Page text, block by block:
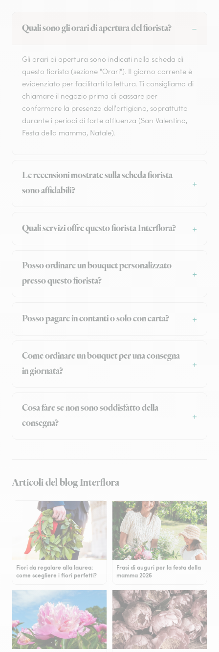
Quali sono gli orari di apertura del fiorista?
Gli orari di apertura sono indicati nella scheda di
questo fiorista (sezione "Orari"). Il giorno corrente è
evidenziato per facilitarti la lettura. Ti consigliamo di
chiamare il negozio prima di passare per
confermare la presenza dell'artigiano, soprattutto
durante i periodi di forte affluenza (San Valentino,
Festa della mamma, Natale).
Le recensioni mostrate sulla scheda fiorista
sono affidabili?
Quali servizi offre questo fiorista Interflora?
Posso ordinare un bouquet personalizzato
presso questo fiorista?
Posso pagare in contanti o solo con carta?
Come ordinare un bouquet per una consegna
in giornata?
Cosa fare se non sono soddisfatto della
consegna?
Articoli del blog Interflora
Fiori da regalare alla laurea:
come scegliere i fiori perfetti?
Frasi di auguri per la festa della
mamma 2026